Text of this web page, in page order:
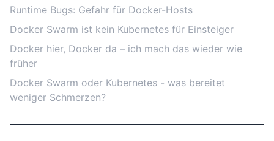
Runtime Bugs: Gefahr für Docker-Hosts
Docker Swarm ist kein Kubernetes für Einsteiger
Docker hier, Docker da – ich mach das wieder wie
früher
Docker Swarm oder Kubernetes - was bereitet
weniger Schmerzen?